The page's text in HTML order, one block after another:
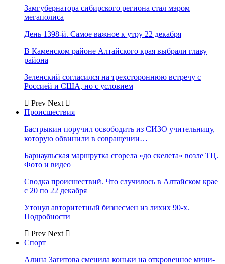
Замгубернатора сибирского региона стал мэром
мегаполиса
День 1398-й. Самое важное к утру 22 декабря
В Каменском районе Алтайского края выбрали главу
района
Зеленский согласился на трехстороннюю встречу с
Россией и США, но с условием
Prev Next
Происшествия
Бастрыкин поручил освободить из СИЗО учительницу,
которую обвинили в совращении…
Барнаульская маршрутка сгорела «до скелета» возле ТЦ.
Фото и видео
Сводка происшествий. Что случилось в Алтайском крае
с 20 по 22 декабря
Утонул авторитетный бизнесмен из лихих 90-х.
Подробности
Prev Next
Спорт
Алина Загитова сменила коньки на откровенное мини-